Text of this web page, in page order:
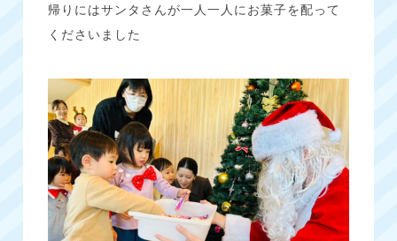
帰りにはサンタさんが一人一人にお菓子を配って
くださいました